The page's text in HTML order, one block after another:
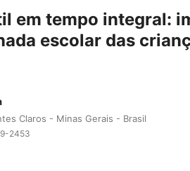
em tempo integral:
escolar das
Claros - Minas Gerais - Brasil
2453